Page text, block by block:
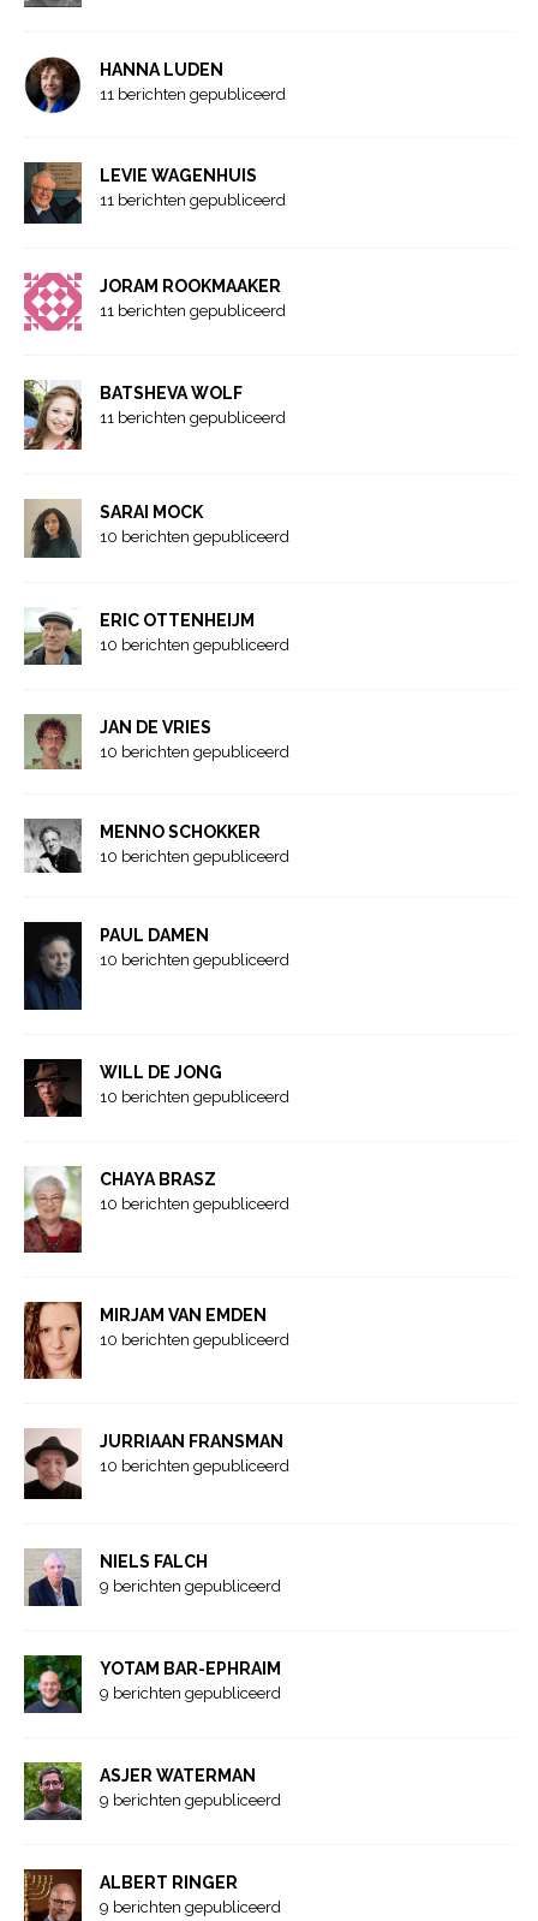
HANNA LUDEN
11 berichten gepubliceerd
LEVIE WAGENHUIS
11 berichten gepubliceerd
JORAM ROOKMAAKER
11 berichten gepubliceerd
BATSHEVA WOLF
11 berichten gepubliceerd
SARAI MOCK
10 berichten gepubliceerd
ERIC OTTENHEIJM
10 berichten gepubliceerd
JAN DE VRIES
10 berichten gepubliceerd
MENNO SCHOKKER
10 berichten gepubliceerd
PAUL DAMEN
10 berichten gepubliceerd
WILL DE JONG
10 berichten gepubliceerd
CHAYA BRASZ
10 berichten gepubliceerd
MIRJAM VAN EMDEN
10 berichten gepubliceerd
JURRIAAN FRANSMAN
10 berichten gepubliceerd
NIELS FALCH
9 berichten gepubliceerd
YOTAM BAR-EPHRAIM
9 berichten gepubliceerd
ASJER WATERMAN
9 berichten gepubliceerd
ALBERT RINGER
9 berichten gepubliceerd